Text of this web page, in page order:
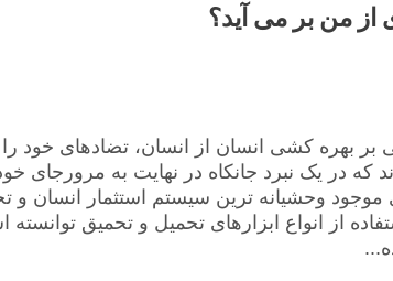
از من بر می آید؟
بهره کشی انسان از انسان، تضادهای خود را
که در یک نبرد جانکاه در نهایت به مرورجای
وحشیانه ترین سیستم استثمار انسان و
از انواع ابزارهای تحمیل و تحمیق